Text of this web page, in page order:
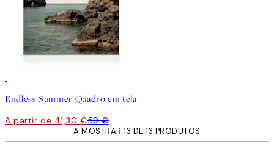
Endless Summer Quadro em tela
A partir de 41,30 €59 €
A MOSTRAR 13 DE 13 PRODUTOS